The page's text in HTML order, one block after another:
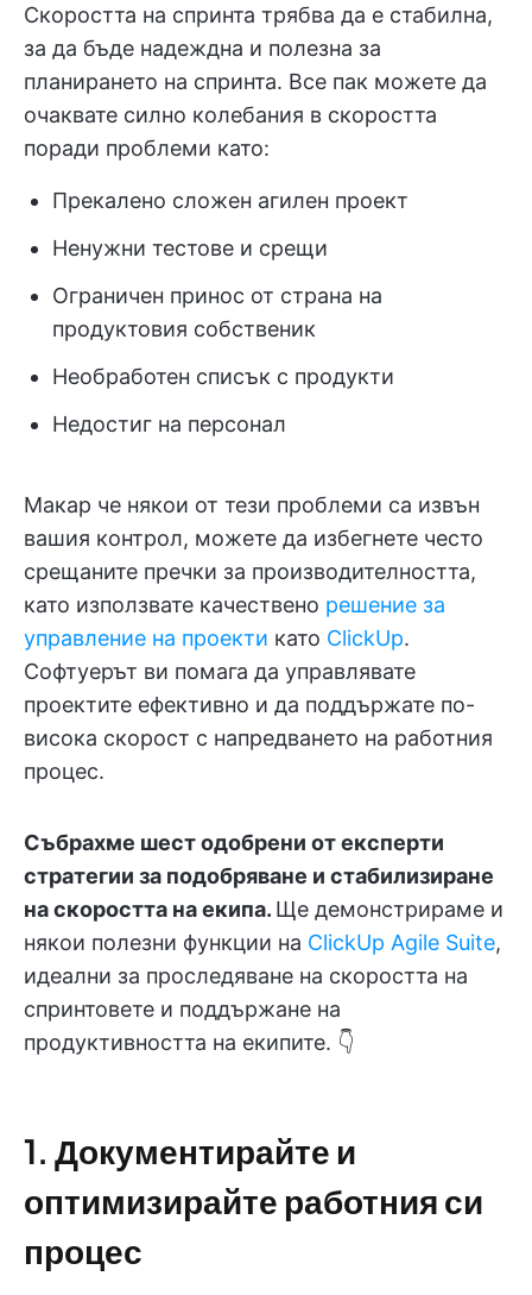
Скоростта на спринта трябва да е стабилна,
за да бъде надеждна и полезна за
планирането на спринта. Все пак можете да
очаквате силно колебания в скоростта
поради проблеми като:
Прекалено сложен агилен проект
Ненужни тестове и срещи
Ограничен принос от страна на
продуктовия собственик
Необработен списък с продукти
Недостиг на персонал
Макар че някои от тези проблеми са извън
вашия контрол, можете да избегнете често
срещаните пречки за производителността,
като използвате качествено решение за
управление на проекти като ClickUp.
Софтуерът ви помага да управлявате
проектите ефективно и да поддържате по-
висока скорост с напредването на работния
процес.
Събрахме шест одобрени от експерти
стратегии за подобряване и стабилизиране
на скоростта на екипа. Ще демонстрираме и
някои полезни функции на ClickUp Agile Suite,
идеални за проследяване на скоростта на
спринтовете и поддържане на
продуктивността на екипите. 👇
1. Документирайте и
оптимизирайте работния си
процес